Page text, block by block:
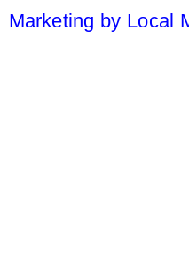
Marketing by Local